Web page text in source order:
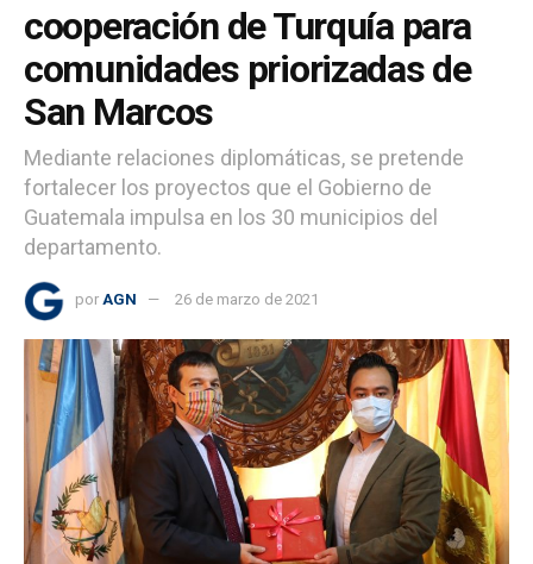
cooperación de Turquía para
comunidades priorizadas de
San Marcos
Mediante relaciones diplomáticas, se pretende
fortalecer los proyectos que el Gobierno de
Guatemala impulsa en los 30 municipios del
departamento.
por AGN 26 de marzo de 2021